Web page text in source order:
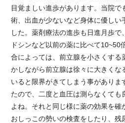
目覚ましい進歩があります。当院で
術、出血が少ないなど身体に優しい
した。薬剤療法の進歩も日進月歩で
ドシンなど以前の薬に比べて10~50
合によっては、前立腺を小さくする
かしながら前立腺は徐々に大きくな
いると限界がきてしまう事がありま
たので、二度と血圧は測らなくても
よね。それと同じ様に薬の効果を確
おしっこの勢いの検査をしたり、残